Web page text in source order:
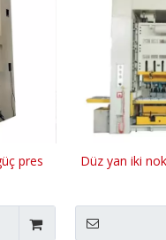
pres Düz yan iki